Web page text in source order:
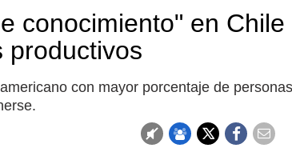
conocimiento" en Chile
productivos
con mayor porcentaje de